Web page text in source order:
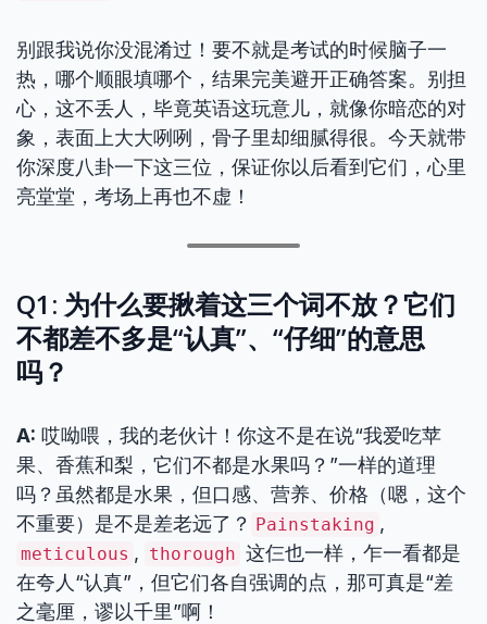
别跟我说你没混淆过！要不就是考试的时候脑子一
热，哪个顺眼填哪个，结果完美避开正确答案。别担
心，这不丢人，毕竟英语这玩意儿，就像你暗恋的对
象，表面上大大咧咧，骨子里却细腻得很。今天就带
你深度八卦一下这三位，保证你以后看到它们，心里
亮堂堂，考场上再也不虚！
Q1: 为什么要揪着这三个词不放？它们
不都差不多是“认真”、“仔细”的意思
吗？
A: 哎呦喂，我的老伙计！你这不是在说“我爱吃苹
果、香蕉和梨，它们不都是水果吗？”一样的道理
吗？虽然都是水果，但口感、营养、价格（嗯，这个
不重要）是不是差老远了？ Painstaking ,
meticulous , thorough 这仨也一样，乍一看都是
在夸人“认真”，但它们各自强调的点，那可真是“差
之毫厘，谬以千里”啊！